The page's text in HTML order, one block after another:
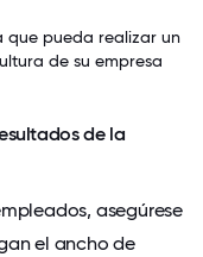
que pueda realizar un
de su empresa
de la
asegúrese
el ancho de